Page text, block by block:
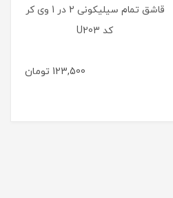
قاشق تمام سیلیکونی 2 در 1 وی کر
کد U203
123,500 تومان